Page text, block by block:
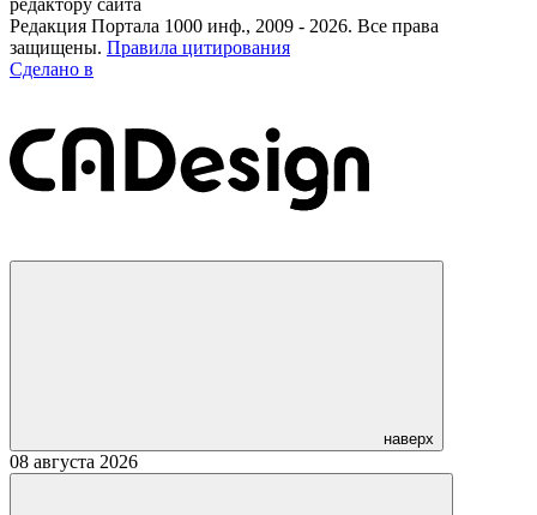
Редакция Портала 1000 инф., 2009 - 2026. Все права
защищены. Правила цитирования
Сделано в
наверх
08 августа 2026